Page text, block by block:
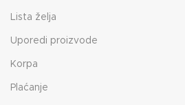
Lista želja
Uporedi proizvode
Korpa
Plaćanje